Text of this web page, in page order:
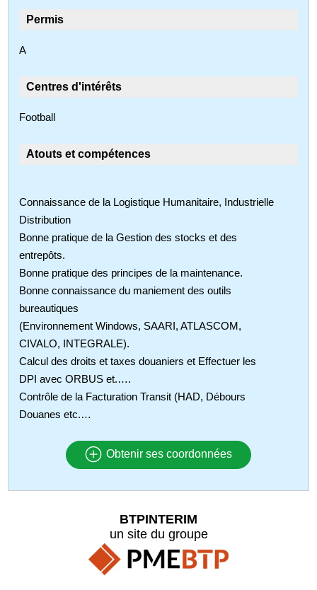
Permis
A
Centres d'intérêts
Football
Atouts et compétences
Connaissance de la Logistique Humanitaire, Industrielle
Distribution
Bonne pratique de la Gestion des stocks et des
entrepôts.
Bonne pratique des principes de la maintenance.
Bonne connaissance du maniement des outils
bureautiques
(Environnement Windows, SAARI, ATLASCOM,
CIVALO, INTEGRALE).
Calcul des droits et taxes douaniers et Effectuer les
DPI avec ORBUS et.….
Contrôle de la Facturation Transit (HAD, Débours
Douanes etc.…
Obtenir ses coordonnées
BTPINTERIM
un site du groupe